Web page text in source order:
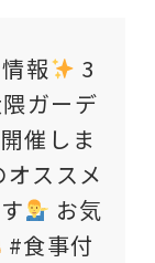
報
3
ガーデ
催しま
ススメ
お気
#食事付